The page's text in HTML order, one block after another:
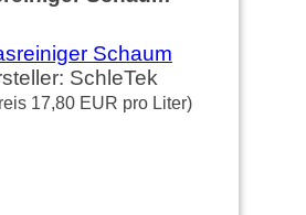
SchleTek
17,80 EUR pro Liter)